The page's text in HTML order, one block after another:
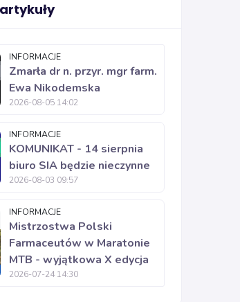
INFORMACJE
Zmarła dr n. przyr. mgr farm.
Ewa Nikodemska
2026-08-05 14:02
INFORMACJE
KOMUNIKAT - 14 sierpnia
biuro SIA będzie nieczynne
2026-08-03 09:57
INFORMACJE
Mistrzostwa Polski
Farmaceutów w Maratonie
MTB - wyjątkowa X edycja
2026-07-24 14:30